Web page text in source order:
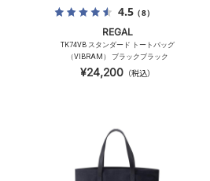
4.5（8）
REGAL
TK74VB スタンダード トートバッグ
（VIBRAM） ブラックブラック
¥24,200（税込）